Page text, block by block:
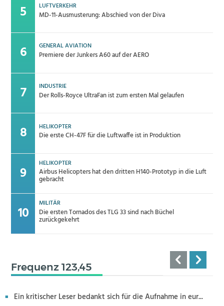
LUFTVERKEHR
MD-11-Ausmusterung: Abschied von der Diva
GENERAL AVIATION
Premiere der Junkers A60 auf der AERO
INDUSTRIE
Der Rolls-Royce UltraFan ist zum ersten Mal gelaufen
HELIKOPTER
Die erste CH-47F für die Luftwaffe ist in Produktion
HELIKOPTER
Airbus Helicopters hat den dritten H140-Prototyp in die Luft
gebracht
MILITÄR
Die ersten Tornados des TLG 33 sind nach Büchel
zurückgekehrt
Frequenz 123,45
Ein kritischer Leser bedankt sich für die Aufnahme in eur...